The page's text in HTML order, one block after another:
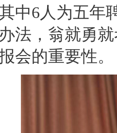
中6人为五年
法，翁就勇
会的重要性。